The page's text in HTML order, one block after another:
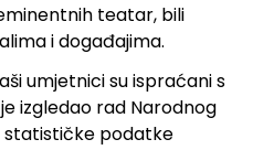
teatar, bili
i događajima.
umjetnici su ispraćani s
izgledao rad Narodnog
statističke podatke